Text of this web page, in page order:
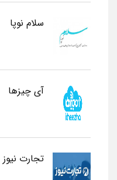
سلام نوپا
آی چیزها
تجارت نیوز